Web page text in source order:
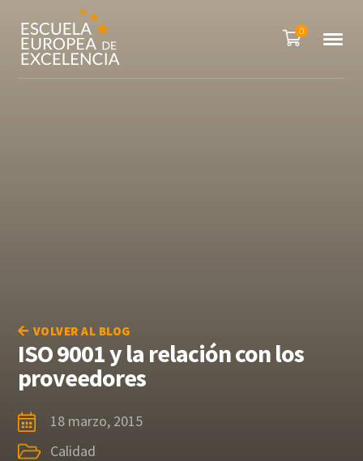
0
VOLVER AL BLOG
ISO 9001 y la relación con los
proveedores
18 marzo, 2015
Calidad